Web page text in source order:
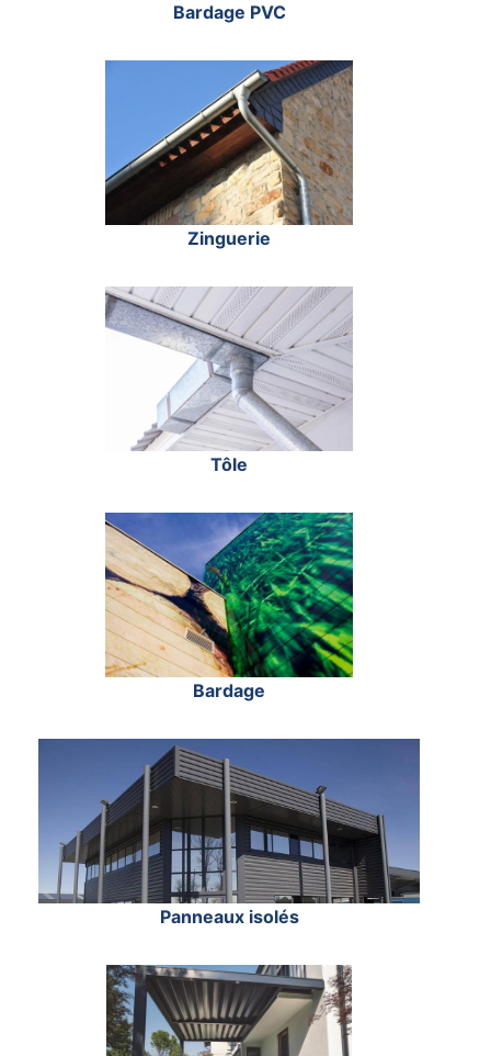
Bardage PVC
Zinguerie
Tôle
Bardage
Panneaux isolés